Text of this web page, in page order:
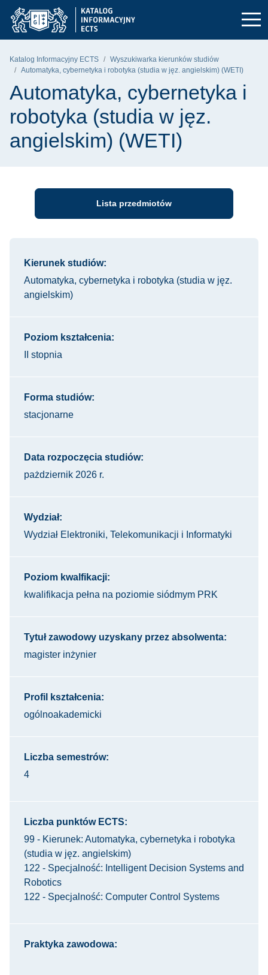
Przejdź do głównego menu
Przejdź do nawigacji
Przejdź do treści
Politechnika Gdańska - strona główna
Katalog Informacyjny ECTS
Wyszukiwarka kierunków studiów
Automatyka, cybernetyka i robotyka (studia w jęz. angielskim) (WETI)
Automatyka, cybernetyka i
robotyka (studia w jęz.
angielskim) (WETI)
Lista przedmiotów
Kierunek studiów:
Automatyka, cybernetyka i robotyka (studia w jęz.
angielskim)
Poziom kształcenia:
II stopnia
Forma studiów:
stacjonarne
Data rozpoczęcia studiów:
pażdziernik 2026 r.
Wydział:
Wydział Elektroniki, Telekomunikacji i Informatyki
Poziom kwalfikacji:
kwalifikacja pełna na poziomie siódmym PRK
Tytuł zawodowy uzyskany przez absolwenta:
magister inżynier
Profil kształcenia:
ogólnoakademicki
Liczba semestrów:
4
Liczba punktów ECTS:
99 - Kierunek: Automatyka, cybernetyka i robotyka
(studia w jęz. angielskim)
122 - Specjalność: Intelligent Decision Systems and
Robotics
122 - Specjalność: Computer Control Systems
Praktyka zawodowa: